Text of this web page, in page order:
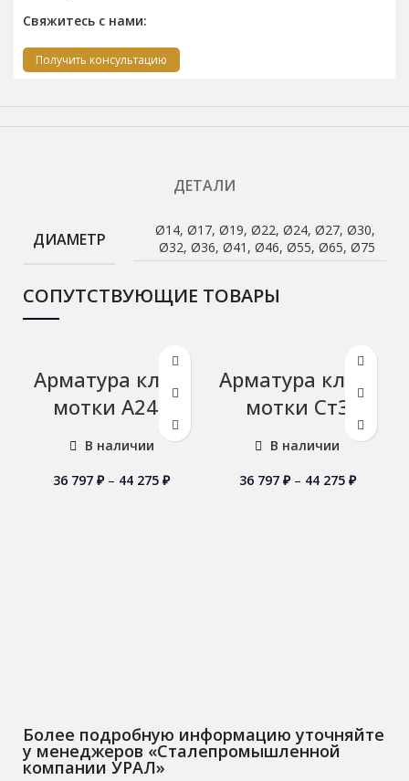
Свяжитесь с нами:
Получить консультацию
ДЕТАЛИ
ДИАМЕТР
Ø14, Ø17, Ø19, Ø22, Ø24, Ø27, Ø30,
Ø32, Ø36, Ø41, Ø46, Ø55, Ø65, Ø75
СОПУТСТВУЮЩИЕ ТОВАРЫ
Арматура кл А1
мотки А240
В наличии
36 797 ₽ – 44 275 ₽
Арматура кл А1
мотки Ст3
В наличии
36 797 ₽ – 44 275 ₽
Более подробную информацию уточняйте
у менеджеров «Сталепромышленной
компании УРАЛ»